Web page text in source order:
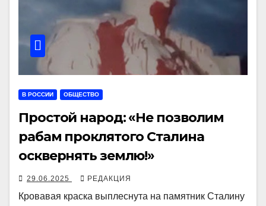
В РОССИИ ОБЩЕСТВО
Простой народ: «Не позволим
рабам проклятого Сталина
осквернять землю!»
29.06.2025 РЕДАКЦИЯ
Кровавая краска выплеснута на памятник Сталину